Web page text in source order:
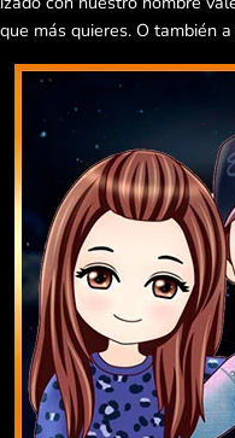
más quieres. O también